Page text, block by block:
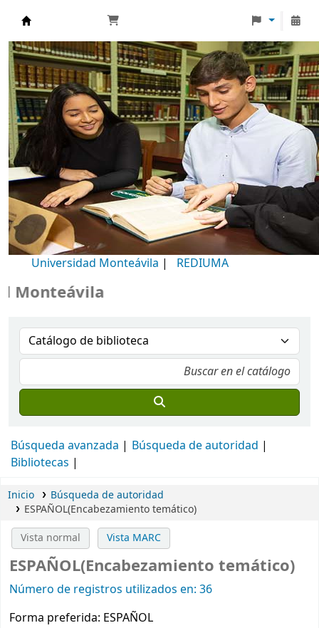
Biblioteca Universidad Monteávila
Universidad Monteávila | REDIUMA
Búsqueda avanzada
Búsqueda de autoridad
Bibliotecas
Inicio
Búsqueda de autoridad
ESPAÑOL(Encabezamiento temático)
Vista normal Vista MARC
ESPAÑOL(Encabezamiento temático)
Número de registros utilizados en: 36
Forma preferida: ESPAÑOL